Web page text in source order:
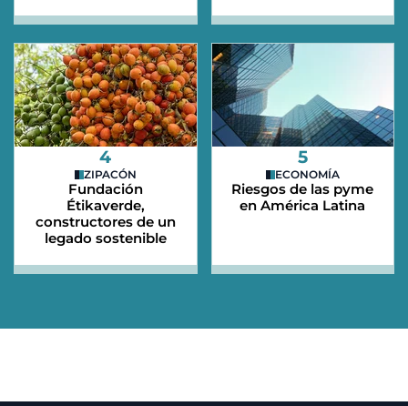
4
ZIPACÓN
Fundación
Étikaverde,
constructores de un
legado sostenible
5
ECONOMÍA
Riesgos de las pyme
en América Latina